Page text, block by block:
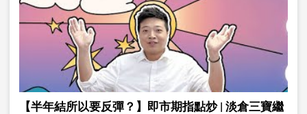
【半年結所以要反彈？】即市期指點炒 | 淡倉三寶繼